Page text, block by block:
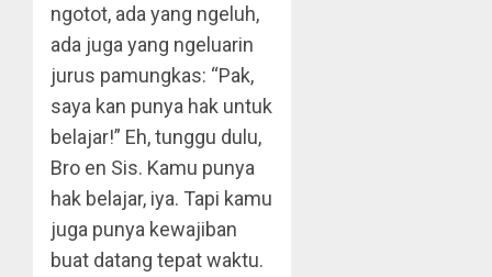
ngotot, ada yang ngeluh,
ada juga yang ngeluarin
jurus pamungkas: “Pak,
saya kan punya hak untuk
belajar!” Eh, tunggu dulu,
Bro en Sis. Kamu punya
hak belajar, iya. Tapi kamu
juga punya kewajiban
buat datang tepat waktu.